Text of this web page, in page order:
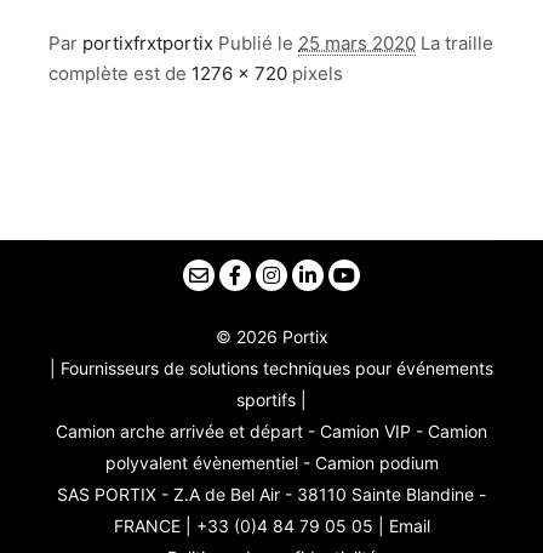
Par portixfrxtportix Publié le 25 mars 2020 La traille
complète est de 1276 × 720 pixels
© 2026 Portix
| Fournisseurs de solutions techniques pour événements
sportifs |
Camion arche arrivée et départ - Camion VIP - Camion
polyvalent évènementiel - Camion podium
SAS PORTIX - Z.A de Bel Air - 38110 Sainte Blandine -
FRANCE | +33 (0)4 84 79 05 05 | Email